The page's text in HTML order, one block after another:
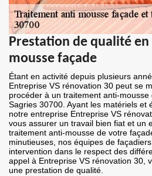
Prestation de qualité
mousse façade
Étant en activité depuis plusieurs
Entreprise VS rénovation 30 peut se
procéder à un traitement anti-
Sagries 30700. Ayant les matériels et
notre entreprise Entreprise VS
vous assurer un travail bien fiat et un
traitement anti-mousse de votre
minutieuses, nos équipes de
intervention dans le respect des
appel à Entreprise VS rénovation 30,
une prestation de qualité.